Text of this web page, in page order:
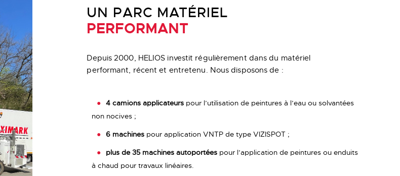
UN PARC MATÉRIEL
PERFORMANT
Depuis 2000, HELIOS investit régulièrement dans du matériel
performant, récent et entretenu. Nous disposons de :
4 camions applicateurs pour l’utilisation de peintures à l’eau ou solvantées
non nocives ;
6 machines pour application VNTP de type VIZISPOT ;
plus de 35 machines autoportées pour l’application de peintures ou enduits
à chaud pour travaux linéaires.